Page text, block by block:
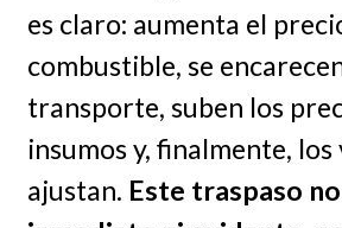
es claro: aumenta el
combustible, se
transporte, suben los
insumos y, finalmente, los
ajustan. Este traspaso